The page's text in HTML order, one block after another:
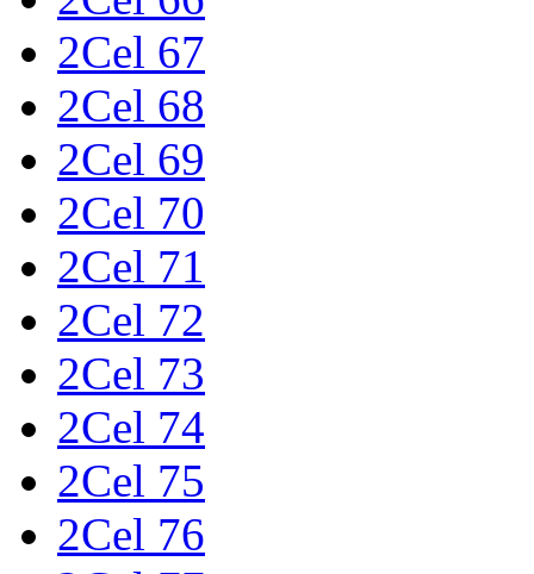
2Cel 67
2Cel 68
2Cel 69
2Cel 70
2Cel 71
2Cel 72
2Cel 73
2Cel 74
2Cel 75
2Cel 76